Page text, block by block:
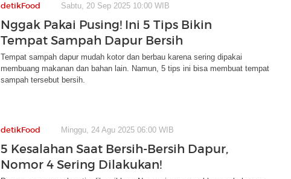
detikFood Sabtu, 20 Sep 2025 10:00 WIB
Nggak Pakai Pusing! Ini 5 Tips Bikin
Tempat Sampah Dapur Bersih
Tempat sampah dapur mudah kotor dan berbau karena sering dipakai
membuang makanan dan bahan lain. Namun, 5 tips ini bisa membuat tempat
sampah tersebut bersih.
detikFood Minggu, 24 Agu 2025 06:00 WIB
5 Kesalahan Saat Bersih-Bersih Dapur,
Nomor 4 Sering Dilakukan!